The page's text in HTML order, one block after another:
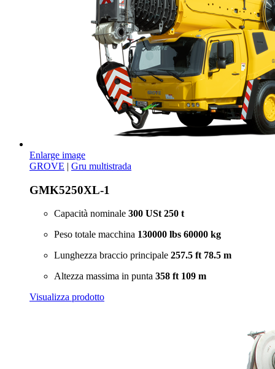
Enlarge image
GROVE | Gru multistrada
GMK5250XL-1
Capacità nominale 300 USt 250 t
Peso totale macchina 130000 lbs 60000 kg
Lunghezza braccio principale 257.5 ft 78.5 m
Altezza massima in punta 358 ft 109 m
Visualizza prodotto